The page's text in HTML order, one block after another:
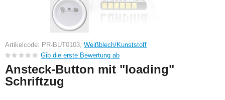
Artikelcode: PR-BUT0103, Weißblech/Kunststoff
Gib die erste Bewertung ab
Ansteck-Button mit "loading"
Schriftzug